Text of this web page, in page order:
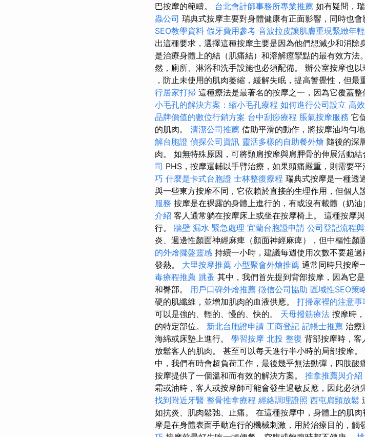
巴按摩的範疇。 台北會計師事務所專業推薦 如有疑問，
蟲公司 瑞典式按摩主要對身體健康有正面影響，同時也會
SEO教學資料 假牙費用參考 音波拉皮讓肌膚重現緊緻年輕
出這種要求，選擇這種按摩主要是因為他們想減少和消除
是治療身體上的結（肌痛結）和溶解痙攣點的最有效方
然，廁所、淋浴和洗手設施也必須配備。 辦公室按摩也
，防止未使用的肌肉萎縮，緩解失眠，提高警覺性，但最
行居家打掃 這種療法是最著名的按摩之一，因為它覆蓋
小毛孔的解決方案：縮小毛孔療程 如何進行公司設立 高
品牌價值的數位行銷方案 台中刮痧療程 脹氣按摩服務 它
的肌肉。 清潔公司推薦 借助平滑的動作，將按摩油均勻
解台胞證 偵探公司資訊 靈活多樣的自助餐外燴 隨後的深
肉。 如無特殊原因，可將頸肩按摩與肩胛骨的伸展活動結
司 PHS，按摩還輔以手臂治療，如果頭痛嚴重，則需要
巧 什麼是卡式台胞證 士林整復療程 瑞典式按摩是一種透
與一些東方按摩不同，它依賴於直接的生理作用，但個人
服務 按摩是在裸露的身體上進行的，有或沒有載體（奶油
介紹 客人通常躺在按摩床上或坐在按摩椅上。 這種按摩
行。 牆壁 漏水 緊急處理 宜蘭台胞證申請 公司登記流程
炎、週邊性顏面神經麻痺（顏面神經麻痺），但中樞性顏
的外燴擺盤靈感 持續一小時，建議每週使用次數不要超
發熱。 大里按摩推薦 小型聚會外燴推薦 通常同時只按摩
毒療程推薦 跳蚤 其中，我們首先提到背部按摩，因為它
和臀部。 用戶口碑外燴推薦 徵信公司協助 區域性SEO策
硬的肌纖維，並增加肌肉的血液供應。 打掃家裡的注意事
可以是強的、輕的、慢的、快的。 天母撥筋療法 按摩時
的特定部位。 新北台胞證申請 工商登記 記帳士推薦 治療
海綿或床墊上進行。 學習按摩 北投 整復 背部按摩時，客
放鬆客人的肌肉。 甚至可以每天進行半小時的局部按摩。
中，我們有時會超負荷工作，最後幾乎無法動彈，四肢酸
按摩提供了一個溫和而有效的解決方案。 推拿推薦與介紹
霜或油時，客人或按摩師可能會發生過敏反應，因此必須
找到附近牙醫 整骨推拿療程 經絡調理證照 西屯肩頸放鬆
如抗炎、肌肉鬆弛、止痛。 在這種按摩中，身體上的肌肉
摩是在身體表面手動進行的機械刺激，用於治療目的，觸